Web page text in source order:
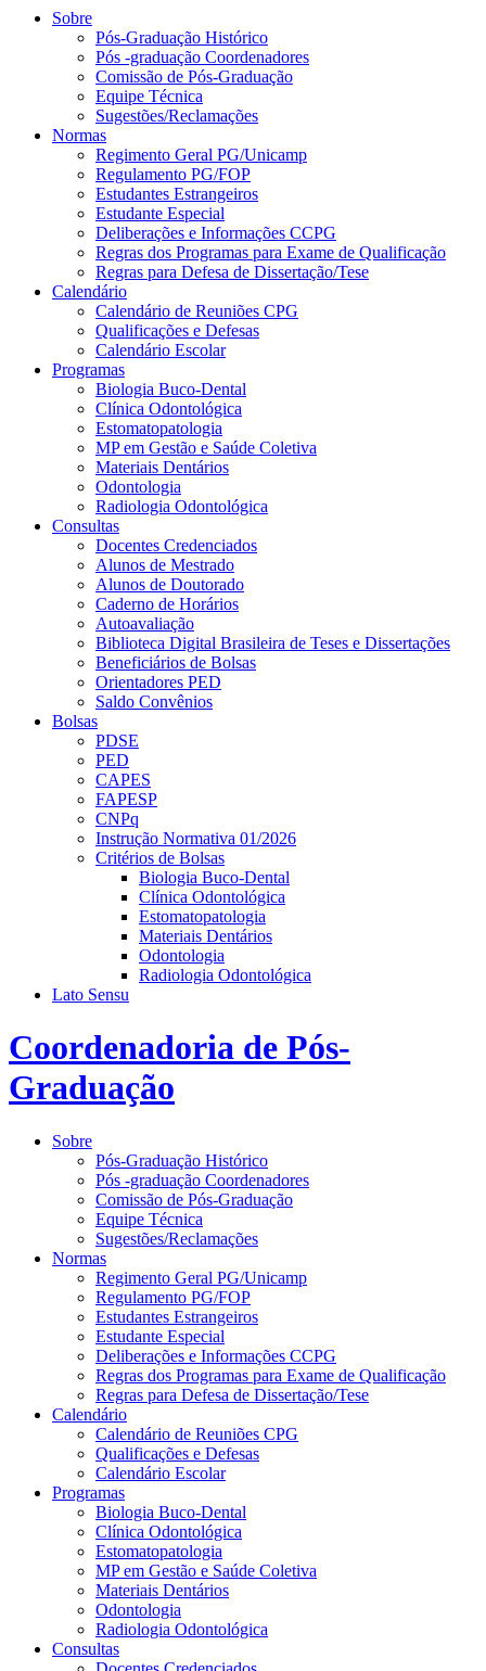
Sobre
Pós-Graduação Histórico
Pós -graduação Coordenadores
Comissão de Pós-Graduação
Equipe Técnica
Sugestões/Reclamações
Normas
Regimento Geral PG/Unicamp
Regulamento PG/FOP
Estudantes Estrangeiros
Estudante Especial
Deliberações e Informações CCPG
Regras dos Programas para Exame de Qualificação
Regras para Defesa de Dissertação/Tese
Calendário
Calendário de Reuniões CPG
Qualificações e Defesas
Calendário Escolar
Programas
Biologia Buco-Dental
Clínica Odontológica
Estomatopatologia
MP em Gestão e Saúde Coletiva
Materiais Dentários
Odontologia
Radiologia Odontológica
Consultas
Docentes Credenciados
Alunos de Mestrado
Alunos de Doutorado
Caderno de Horários
Autoavaliação
Biblioteca Digital Brasileira de Teses e Dissertações
Beneficiários de Bolsas
Orientadores PED
Saldo Convênios
Bolsas
PDSE
PED
CAPES
FAPESP
CNPq
Instrução Normativa 01/2026
Critérios de Bolsas
Biologia Buco-Dental
Clínica Odontológica
Estomatopatologia
Materiais Dentários
Odontologia
Radiologia Odontológica
Lato Sensu
Coordenadoria de Pós-
Graduação
Sobre
Pós-Graduação Histórico
Pós -graduação Coordenadores
Comissão de Pós-Graduação
Equipe Técnica
Sugestões/Reclamações
Normas
Regimento Geral PG/Unicamp
Regulamento PG/FOP
Estudantes Estrangeiros
Estudante Especial
Deliberações e Informações CCPG
Regras dos Programas para Exame de Qualificação
Regras para Defesa de Dissertação/Tese
Calendário
Calendário de Reuniões CPG
Qualificações e Defesas
Calendário Escolar
Programas
Biologia Buco-Dental
Clínica Odontológica
Estomatopatologia
MP em Gestão e Saúde Coletiva
Materiais Dentários
Odontologia
Radiologia Odontológica
Consultas